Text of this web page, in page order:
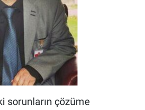
sorunların çözüme